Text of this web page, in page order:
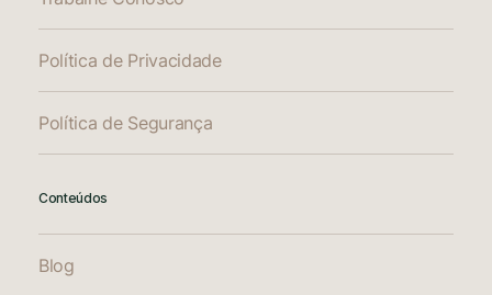
Política de Privacidade
Política de Segurança
Conteúdos
Blog